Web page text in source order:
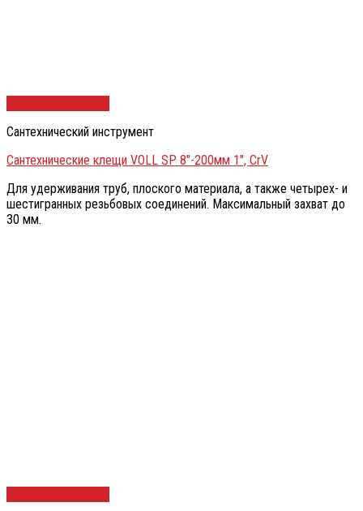
Сантехнический инструмент
Сантехнические клещи VOLL SP 8″-200мм 1″, CrV
Для удерживания труб, плоского материала, а также четырех- и
шестигранных резьбовых соединений. Максимальный захват до
30 мм.